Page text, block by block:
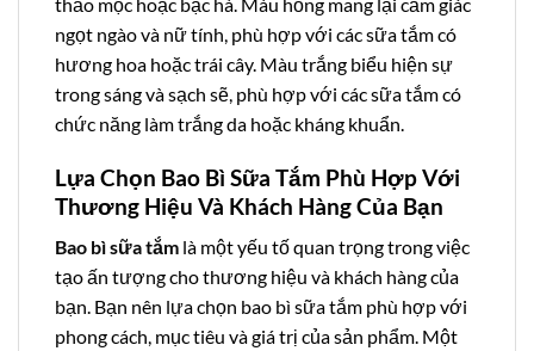
ngọt ngào và nữ tính, phù hợp với các sữa tắm có
hương hoa hoặc trái cây. Màu trắng biểu hiện sự
trong sáng và sạch sẽ, phù hợp với các sữa tắm có
chức năng làm trắng da hoặc kháng khuẩn.
Lựa Chọn Bao Bì Sữa Tắm Phù Hợp Với
Thương Hiệu Và Khách Hàng Của Bạn
Bao bì sữa tắm là một yếu tố quan trọng trong việc
tạo ấn tượng cho thương hiệu và khách hàng của
bạn. Bạn nên lựa chọn bao bì sữa tắm phù hợp với
phong cách, mục tiêu và giá trị của sản phẩm. Một